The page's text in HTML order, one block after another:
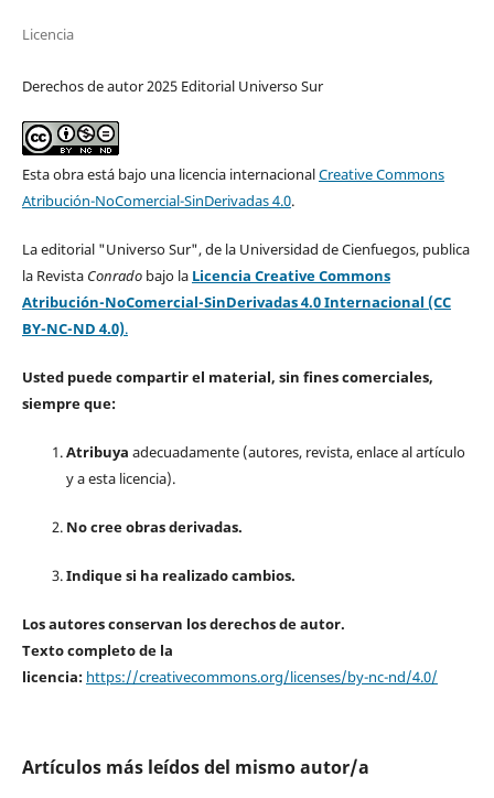
Licencia
Derechos de autor 2025 Editorial Universo Sur
Esta obra está bajo una licencia internacionalCreative Commons
Atribución-NoComercial-SinDerivadas 4.0.
La editorial "Universo Sur", de la Universidad de Cienfuegos, publica
la Revista Conradobajo la Licencia Creative Commons
Atribución-NoComercial-SinDerivadas 4.0 Internacional (CC
BY-NC-ND 4.0).
Usted puede compartir el material, sin fines comerciales,
siempre que:
Atribuya adecuadamente (autores, revista, enlace al artículo
y a esta licencia).
No cree obras derivadas.
Indique si ha realizado cambios.
Los autores conservan los derechos de autor.
Texto completo de la
licencia: https://creativecommons.org/licenses/by-nc-nd/4.0/
Artículos más leídos del mismo autor/a